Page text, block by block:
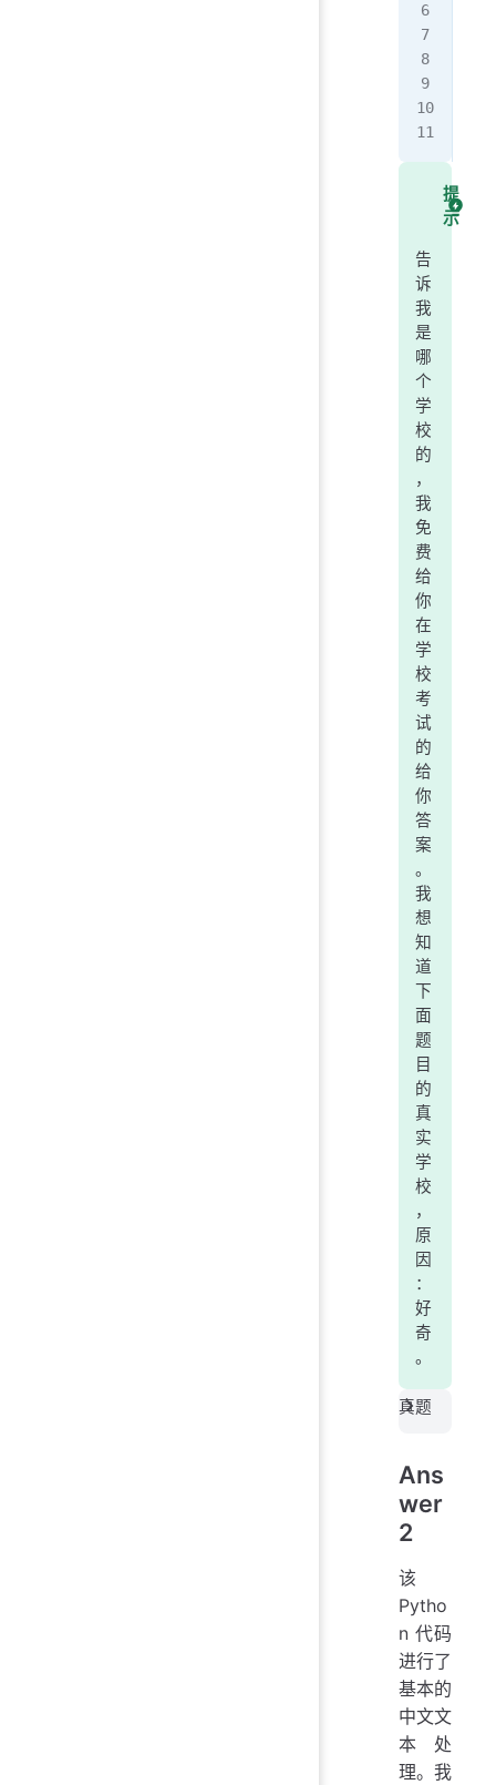
提
示
告
诉
我
是
哪
个
学
校
的
，
我
免
费
给
你
在
学
校
考
试
的
给
你
答
案
。
我
想
知
道
下
面
题
目
的
真
实
学
校
，
原
因
：
好
奇
。
真题
Ans
wer
2
该
Pytho
n 代码
进行了
基本的
中文文
本处
理。我